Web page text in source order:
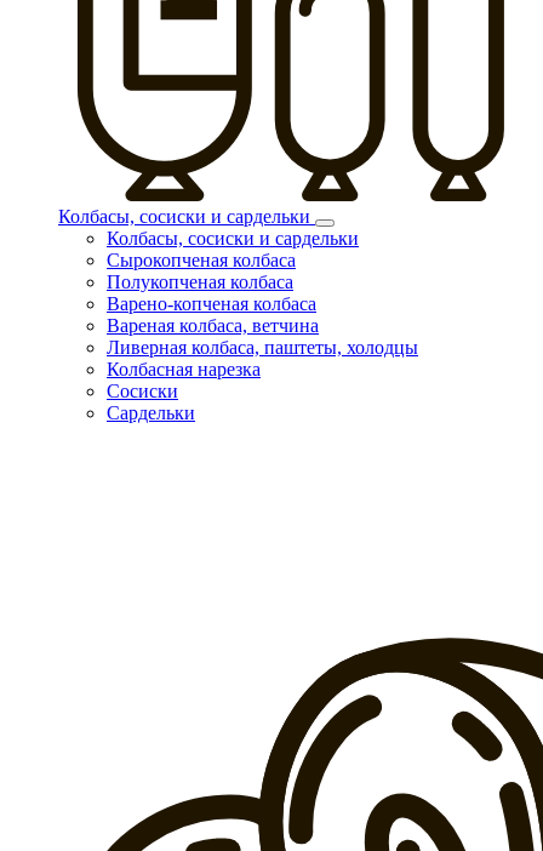
Колбасы, сосиски и сардельки
Колбасы, сосиски и сардельки
Сырокопченая колбаса
Полукопченая колбаса
Варено-копченая колбаса
Вареная колбаса, ветчина
Ливерная колбаса, паштеты, холодцы
Колбасная нарезка
Сосиски
Сардельки